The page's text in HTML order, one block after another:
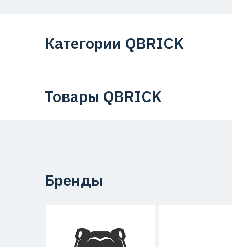
Категории QBRICK
Товары QBRICK
Бренды